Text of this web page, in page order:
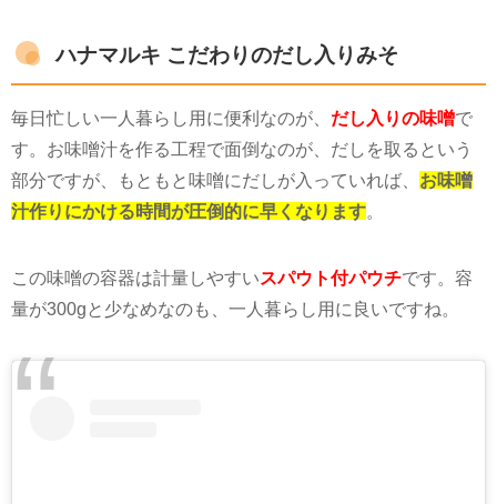
ハナマルキ こだわりのだし入りみそ
毎日忙しい一人暮らし用に便利なのが、 だし入りの味噌で
す。お味噌汁を作る工程で面倒なのが、だしを取るという
部分ですが、もともと味噌にだしが入っていれば、 お味噌
汁作りにかける時間が圧倒的に早くなります。
この味噌の容器は計量しやすいスパウト付パウチです。容
量が300g と少なめなのも、一人暮らし用に良いですね。